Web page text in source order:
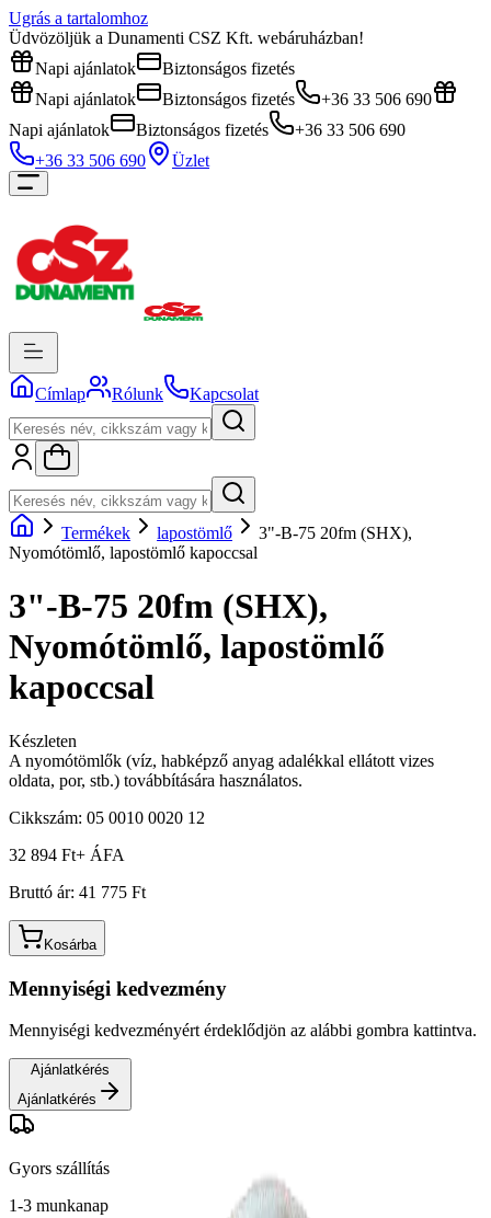
Ugrás a tartalomhoz
Üdvözöljük a Dunamenti CSZ Kft. webáruházban!
Napi ajánlatok
Biztonságos fizetés
Napi ajánlatok
Biztonságos fizetés
+36 33 506 690
Napi ajánlatok
Biztonságos fizetés
+36 33 506 690
+36 33 506 690
Üzlet
Címlap Rólunk Kapcsolat
Termékek lapostömlő
3"-B-75 20fm (SHX),
Nyomótömlő, lapostömlő kapoccsal
3"-B-75 20fm (SHX),
Nyomótömlő, lapostömlő
kapoccsal
Készleten
A nyomótömlők (víz, habképző anyag adalékkal ellátott vizes
oldata, por, stb.) továbbítására használatos.
Cikkszám: 05 0010 0020 12
32 894 Ft+ ÁFA
Bruttó ár: 41 775 Ft
Kosárba
Mennyiségi kedvezmény
Mennyiségi kedvezményért érdeklődjön az alábbi gombra kattintva.
Ajánlatkérés
Ajánlatkérés
Gyors szállítás
1-3 munkanap